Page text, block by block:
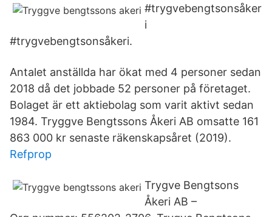
#trygvebengtsonsåker
i
#trygvebengtsonsåkeri.
Antalet anställda har ökat med 4 personer sedan
2018 då det jobbade 52 personer på företaget.
Bolaget är ett aktiebolag som varit aktivt sedan
1984. Tryggve Bengtssons Åkeri AB omsatte 161
863 000 kr senaste räkenskapsåret (2019).
Refprop
Trygve Bengtsons
Åkeri AB –